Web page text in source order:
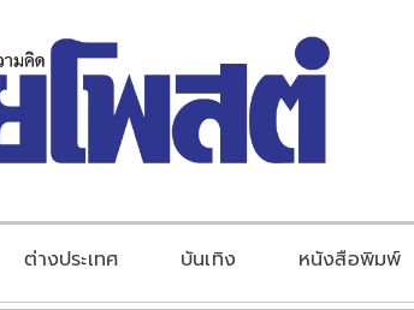
ต่างประเทศ บันเทิง หนังสือพิมพ์